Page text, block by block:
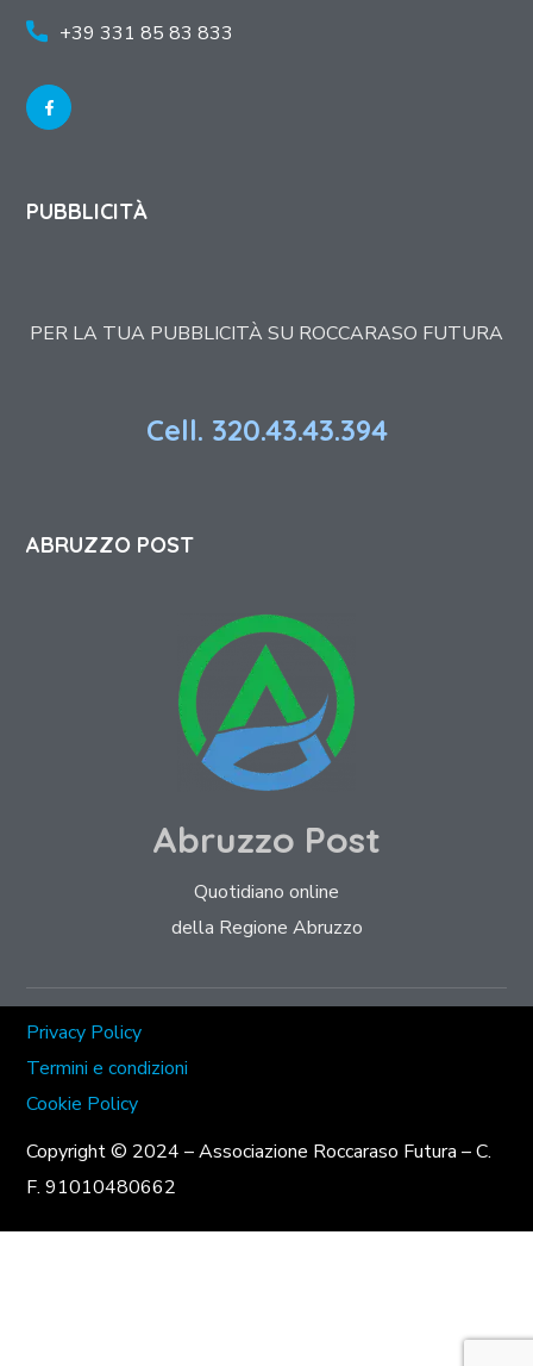
+39 331 85 83 833
PUBBLICITÀ
PER LA TUA PUBBLICITÀ SU ROCCARASO FUTURA
Cell. 320.43.43.394
ABRUZZO POST
Abruzzo Post
Quotidiano online
della Regione Abruzzo
Privacy Policy
Termini e condizioni
Cookie Policy
Copyright © 2024 – Associazione Roccaraso Futura – C.
F. 91010480662